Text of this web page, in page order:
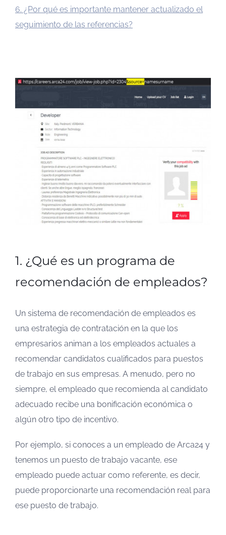
6. ¿Por qué es importante mantener actualizado el
seguimiento de las referencias?
1. ¿Qué es un programa de
recomendación de empleados?
Un sistema de recomendación de empleados es
una estrategia de contratación en la que los
empresarios animan a los empleados actuales a
recomendar candidatos cualificados para puestos
de trabajo en sus empresas. A menudo, pero no
siempre, el empleado que recomienda al candidato
adecuado recibe una bonificación económica o
algún otro tipo de incentivo.
Por ejemplo, si conoces a un empleado de Arca24 y
tenemos un puesto de trabajo vacante, ese
empleado puede actuar como referente, es decir,
puede proporcionarte una recomendación real para
ese puesto de trabajo.